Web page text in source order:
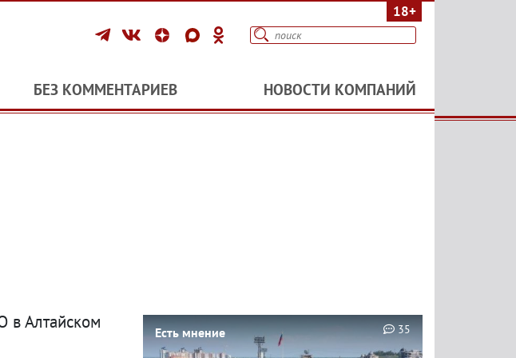
18+
БЕЗ КОММЕНТАРИЕВ НОВОСТИ КОМПАНИЙ
в Алтайском
Есть мнение 35